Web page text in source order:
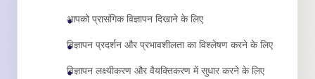
आपको प्रासंगिक विज्ञापन दिखाने के लिए
विज्ञापन प्रदर्शन और प्रभावशीलता का विश्लेषण करने के लिए
विज्ञापन लक्ष्यीकरण और वैयक्तिकरण में सुधार करने के लिए